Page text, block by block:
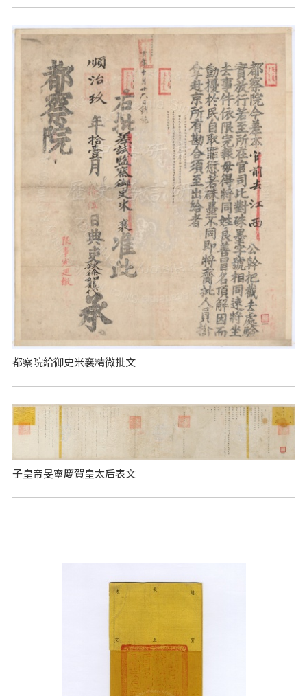
都察院給御史米襄精微批文
子皇帝旻寧慶賀皇太后表文